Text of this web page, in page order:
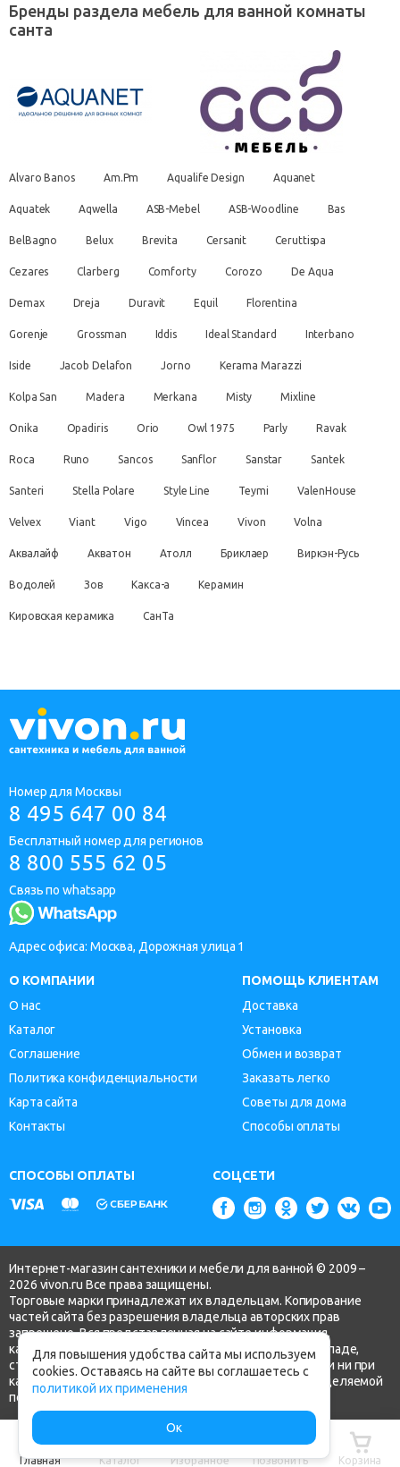
Главная Каталог Избранное Позвонить Корзина
Бренды раздела мебель для ванной комнаты
санта
Alvaro Banos Am.Pm Aqualife Design Aquanet
Aquatek Aqwella ASB-Mebel ASB-Woodline Bas
BelBagno Belux Brevita Cersanit Ceruttispa
Cezares Clarberg Comforty Corozo De Aqua
Demax Dreja Duravit Equil Florentina
Gorenje Grossman Iddis Ideal Standard Interbano
Iside Jacob Delafon Jorno Kerama Marazzi
Kolpa San Madera Merkana Misty Mixline
Onika Opadiris Orio Owl 1975 Parly Ravak
Roca Runo Sancos Sanflor Sanstar Santek
Santeri Stella Polare Style Line Teymi ValenHouse
Velvex Viant Vigo Vincea Vivon Volna
Аквалайф Акватон Атолл Бриклаер Виркэн-Русь
Водолей Зов Какса-а Керамин
Кировская керамика СанТа
Номер для Москвы
8 495 647 00 84
Бесплатный номер для регионов
8 800 555 62 05
Связь по whatsapp
Адрес офиса: Москва, Дорожная улица 1
О КОМПАНИИ
О нас
Каталог
Соглашение
Политика конфиденциальности
Карта сайта
Контакты
ПОМОЩЬ КЛИЕНТАМ
Доставка
Установка
Обмен и возврат
Заказать легко
Советы для дома
Способы оплаты
СПОСОБЫ ОПЛАТЫ СОЦСЕТИ
Интернет-магазин сантехники и мебели для ванной © 2009 –
2026 vivon.ru Все права защищены.
Торговые марки принадлежат их владельцам. Копирование
частей сайта без разрешения владельца авторских прав
запрещено. Вся представленная на сайте информация,
касающаяся технических характеристик, наличия на складе,
стоимости товаров, носит информационный характер и ни при
каких условиях не является публичной офертой, определяемой
положениями ч.2 ст. 437 Гражданского кодекса РФ.
Для повышения удобства сайта мы используем
cookies. Оставаясь на сайте вы соглашаетесь с
политикой их применения
Ок